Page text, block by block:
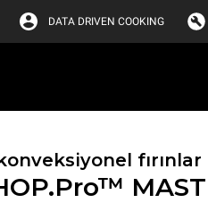
DATA DRIVEN COOKING
fırınlar